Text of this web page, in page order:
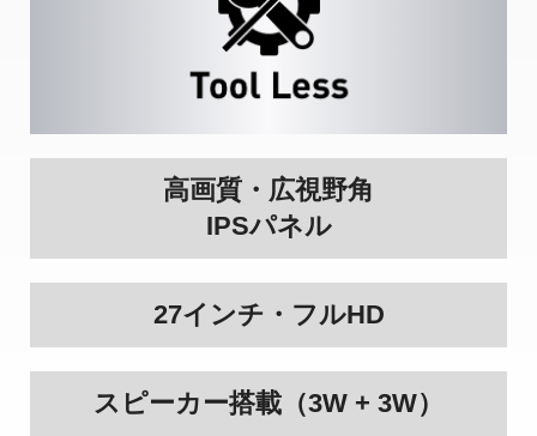
高画質・広視野角
IPSパネル
27インチ・フルHD
スピーカー搭載（3W + 3W）